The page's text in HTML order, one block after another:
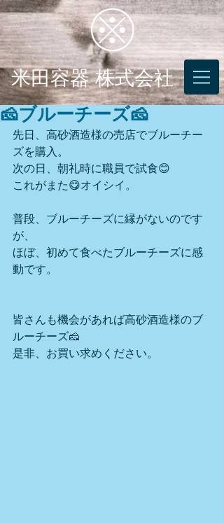
米田容器 株式会社
🧀ブルーチーズ🧀
先日、高砂酒造様の売店でブルーチー
ズを購入。
次の日、朝礼時に職員で試食😊
これがまた😋オイシイ。
普段、ブルーチーズに縁がないのです
が、
ほぼ、初めて食べたブルーチーズに感
動です。
皆さんも機会があれば高砂酒造様のブ
ルーチーズ🧀
是非、お買い求めください。